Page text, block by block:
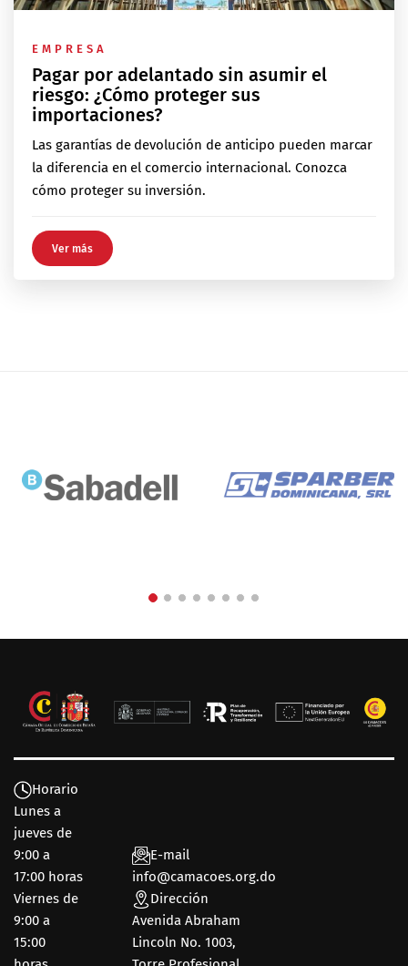
EMPRESA
Pagar por adelantado sin asumir el
riesgo: ¿Cómo proteger sus
importaciones?
Las garantías de devolución de anticipo pueden marcar
la diferencia en el comercio internacional. Conozca
cómo proteger su inversión.
Ver más
Horario
Lunes a
jueves de
9:00 a
17:00 horas
Viernes de
9:00 a
15:00
E-mail
info@camacoes.org.do
Dirección
Avenida Abraham
Lincoln No. 1003,